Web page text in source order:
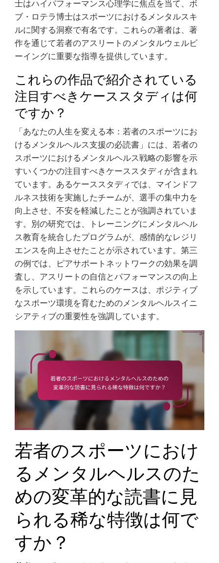
士はハイパフォーマンス心理学に焦点を当て、ボ
ブ・ロテラ博士はスポーツにおけるメンタルスキ
ルに関する洞察で有名です。これらの著者は、著
作を通じて若者のアスリートのメンタルウェルビ
ーイングに重要な指導を提供しています。
これらの作品で紹介されている
注目すべきケーススタディは何
ですか？
「あなたの人生を変える本：若者のスポーツにお
けるメンタルヘルス支援の必読書」には、若者の
スポーツにおけるメンタルヘルス戦略の影響を示
すいくつかの注目すべきケーススタディが含まれ
ています。あるケーススタディでは、マインドフ
ルネス技術を実施したチームが、選手の集中力を
向上させ、不安を軽減したことが強調されていま
す。別の研究では、トレーニングにメンタルヘル
ス教育を統合したプログラムが、感情的なレジリ
エンスを向上させたことが示されています。第三
の例では、ピアサポートネットワークの効果を調
査し、アスリートの自信とパフォーマンスの向上
を示しています。これらのケースは、ポジティブ
なスポーツ環境を育むためのメンタルヘルスイニ
シアティブの重要性を強調しています。
若者のスポーツにおけ
るメンタルヘルスのた
めの変革的な読書に見
られる稀な特徴は何で
すか？